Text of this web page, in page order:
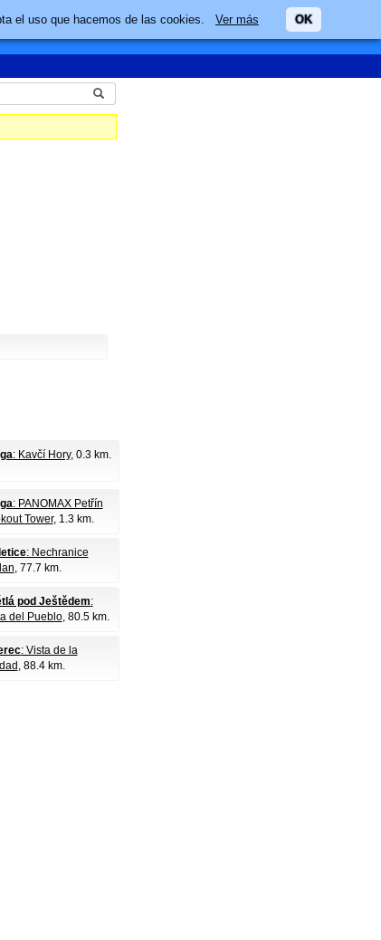
: Kavčí Hory, 0.3 km.
: PANOMAX Petřín
Tower, 1.3 km.
: Nechranice
, 77.7 km.
pod Ještědem:
del Pueblo, 80.5 km.
: Vista de la
, 88.4 km.
el uso que hacemos de las cookies. Ver más OK